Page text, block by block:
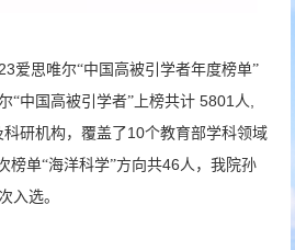
爱思唯尔“中国高被引学者年度榜单”
“中国高被引学者”上榜共计 5801 人
研机构，覆盖了10个教育部学科领域
榜单“海洋科学”方向共46 人，我院孙
入选。